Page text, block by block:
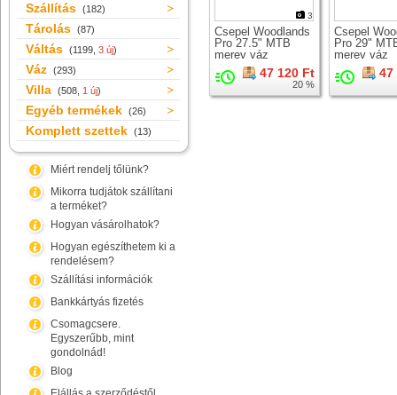
Szállítás (182)
Tárolás (87)
Váltás (1199, 3 új)
Váz (293)
Villa (508, 1 új)
Egyéb termékek (26)
Komplett szettek (13)
Miért rendelj tőlünk?
Mikorra tudjátok szállítani
a terméket?
Hogyan vásárolhatok?
Hogyan egészíthetem ki a
rendelésem?
Szállítási információk
Bankkártyás fizetés
Csomagcsere.
Egyszerűbb, mint
gondolnád!
Blog
3
Csepel Woodlands
Pro 27.5" MTB
merev váz
47 120 Ft
20 %
Csepel
Pro 29"
merev váz
47